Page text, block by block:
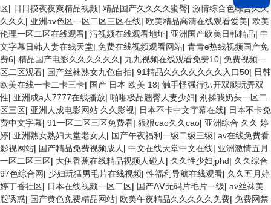
区| 日日摸夜夜爽精品视频| 精品国产久久久久蜜臀| 激情综合色综合久久
久久久 | 亚洲av色区一区二区三区在线| 欧美精品高清在线观看爱美| 欧美
伦理一区二区在线观看| 污视频在线观看地址| 亚洲国产欧美日韩精品| 中
文字幕日韩人妻在线天堂| 免费在线视频观看网站| 青青e热线视频国产免
费6| 精品国产电影久久久久久久 | 九九视频在线观看免费10| 免费视频一
区二区观看| 国产丝袜熟女九色自拍| 91精品久久久久久久久入口50| 日韩
欧美在线一卡二卡三卡| 国产 日本 欧美 18| 触手怪强行扒开双腿玩弄双
性| 亚洲成a人7777在线播放| 啪啪极品翘臀人妻少妇| 别揉我奶头一区二
区三区| 亚洲人成电影网站 久久影视| 日本不卡中文字幕在线| 日本不卡免
费中文字幕| 91一区二区三区免费看| 狠狠cao久久cao| 亚洲综合 久久 婷
婷| 亚洲熟女熟妇天堂老女人 | 国产午夜福利一级二级三级| av在线免费看
影视网站| 国产精品免费视频成人 | 中文在线天堂中文在线| 亚洲激情五月
一区二区三区| 大伊香蕉在线精品视频人碰人 | 久久性少妇jphd| 久久综合
97色综合网| 少妇玩猛男毛片在线视频|性福利导航在线观看| 久久五月婷
婷丁香社区| 日本在线视频一区二区| 国产AⅤ无码片毛片一级| av丝袜美
腿诱惑| 国产黄色免费精品网站| 欧美午夜精品久久久久久免费| 免费网禁